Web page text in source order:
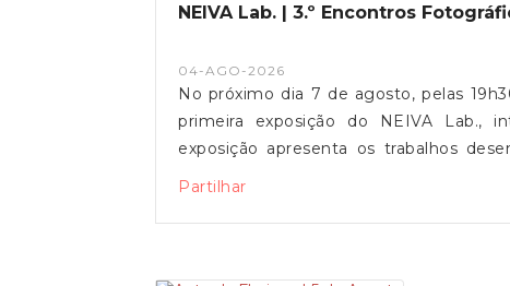
NEIVA Lab. | 3.º Encontros
04-AGO-2026
No próximo dia 7 de agosto, pelas
primeira exposição do NEIVA Lab.,
exposição apresenta os trabalhos
durante o primeiro ano da residência
Partilhar